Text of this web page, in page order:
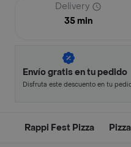
Delivery
35 min
Envío gratis en tu pedido
Disfruta este descuento en tu
Rappi Fest Pizza